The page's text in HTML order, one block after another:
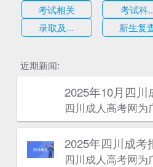
考试相关
考试科
录取及...
新生复
近期新闻:
2025年10月四川
2025年‌‌‌‌四川成考